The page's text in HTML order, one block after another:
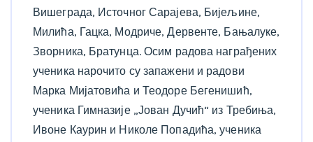
Вишеграда, Источног Сарајева, Бијељине,
Милића, Гацка, Модриче, Дервенте, Бањалуке,
Зворника, Братунца. Осим радова награђених
ученика нарочито су запажени и радови
Марка Мијатовића и Теодоре Бегенишић,
ученика Гимназије „Јован Дучић“ из Требиња,
Ивоне Каурин и Николе Попадића, ученика